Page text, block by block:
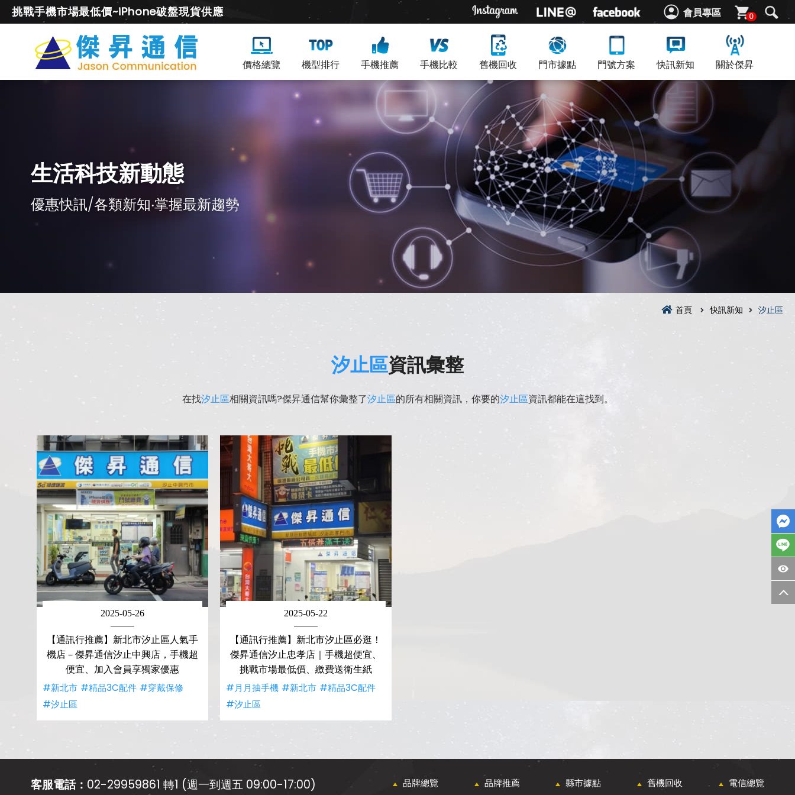
會員專區 0
挑戰手機市場最低價~iPhone破盤現貨供應
價格總覽 機型排行 手機推薦 手機比較 舊機回收 門市據點 門號方案 快訊新知 關於傑昇
生活科技新動態
優惠快訊/各類新知‧掌握最新趨勢
首頁 快訊新知 汐止區
汐止區資訊彙整
在找汐止區相關資訊嗎?傑昇通信幫你彙整了汐止區的所有相關資訊，你要的汐止區資訊都能在這找到。
2025-05-26
【通訊行推薦】新北市汐止區人氣手
機店－傑昇通信汐止中興店，手機超
便宜、加入會員享獨家優惠
#新北市 #精品3C配件 #穿戴保修
#汐止區
2025-05-22
【通訊行推薦】新北市汐止區必逛！
傑昇通信汐止忠孝店｜手機超便宜、
挑戰市場最低價、繳費送衛生紙
#月月抽手機 #新北市 #精品3C配件
#汐止區
客服電話： 02-29959861 轉1 (週一到週五 09:00-17:00) 品牌總覽 品牌推薦 縣市據點 舊機回收 電信總覽